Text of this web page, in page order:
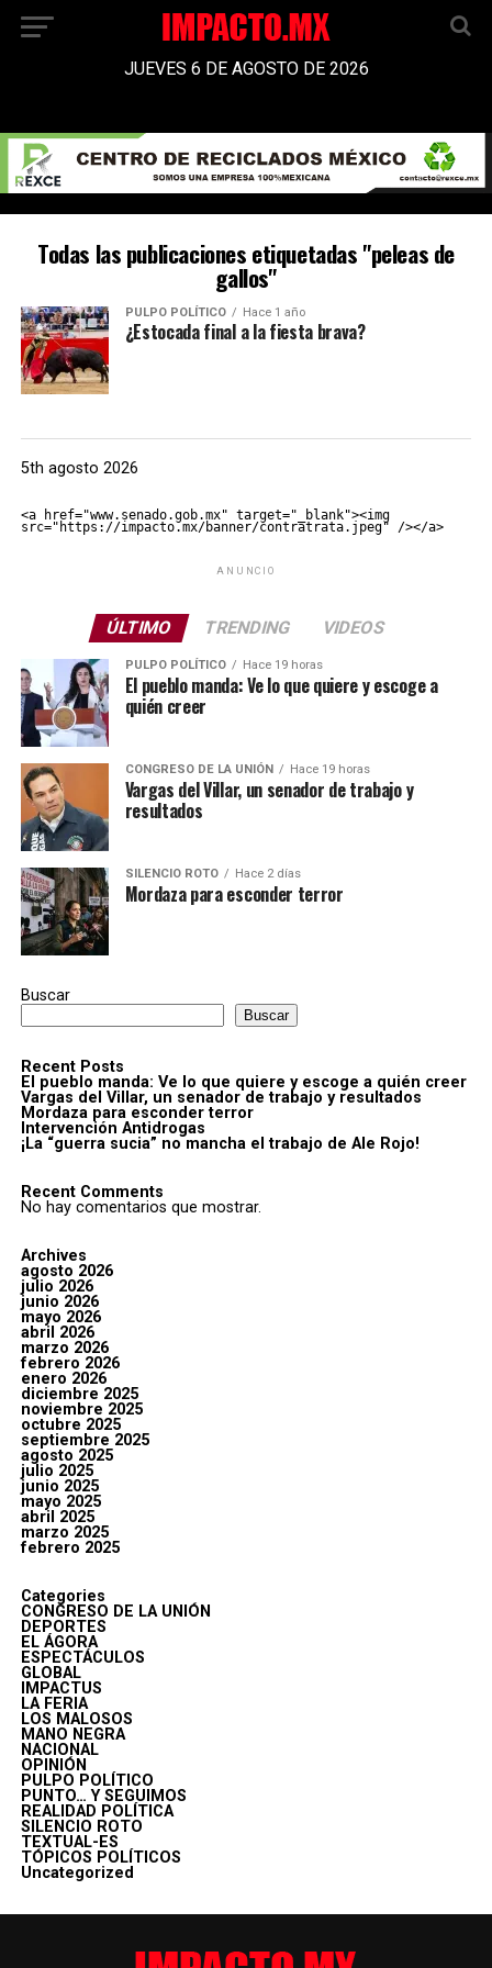
JUEVES 6 DE AGOSTO DE 2026
Todas las publicaciones etiquetadas "peleas de
gallos"
PULPO POLÍTICO Hace 1 año
¿Estocada final a la fiesta brava?
5th agosto 2026
<a href="www.senado.gob.mx" target="_blank"><img
src="https://impacto.mx/banner/contratrata.jpeg" /></a>
ANUNCIO
ÚLTIMO TRENDING VIDEOS
PULPO POLÍTICO Hace 19 horas
El pueblo manda: Ve lo que quiere y escoge a
quién creer
CONGRESO DE LA UNIÓN Hace 19 horas
Vargas del Villar, un senador de trabajo y
resultados
SILENCIO ROTO Hace 2 días
Mordaza para esconder terror
Buscar
Buscar
Recent Posts
El pueblo manda: Ve lo que quiere y escoge a quién creer
Vargas del Villar, un senador de trabajo y resultados
Mordaza para esconder terror
Intervención Antidrogas
¡La “guerra sucia” no mancha el trabajo de Ale Rojo!
Recent Comments
No hay comentarios que mostrar.
Archives
agosto 2026
julio 2026
junio 2026
mayo 2026
abril 2026
marzo 2026
febrero 2026
enero 2026
diciembre 2025
noviembre 2025
octubre 2025
septiembre 2025
agosto 2025
julio 2025
junio 2025
mayo 2025
abril 2025
marzo 2025
febrero 2025
Categories
CONGRESO DE LA UNIÓN
DEPORTES
EL ÁGORA
ESPECTÁCULOS
GLOBAL
IMPACTUS
LA FERIA
LOS MALOSOS
MANO NEGRA
NACIONAL
OPINIÓN
PULPO POLÍTICO
PUNTO… Y SEGUIMOS
REALIDAD POLÍTICA
SILENCIO ROTO
TEXTUAL-ES
TÓPICOS POLÍTICOS
Uncategorized